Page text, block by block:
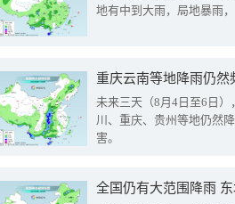
地有中到大雨，局地暴雨
重庆云南等地降雨仍然
未来三天（8月4日至6日
川、重庆、贵州等地仍然
害。
全国仍有大范围降雨